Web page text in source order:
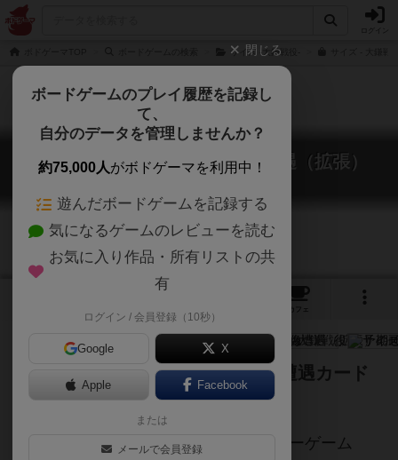
サイズ -大鎌戦役-
サイズ -大鎌戦役-：予期せぬ遭遇（拡張）
Scythe Encounters
カフェ
大鎌戦役のミニ拡張。新しい形の遭遇カード
が多数追加。
2018年発売。製造元はストーンマイヤーゲーム
閉じる
ボードゲームのプレイ履歴を記録し
て、
自分のデータを管理しませんか？
約75,000人がボドゲーマを利用中！
遊んだボードゲームを記録する
気になるゲームのレビューを読む
お気に入り作品・所有リストの共
有
ログイン / 会員登録（10秒）
Google X
Apple Facebook
または
メールで会員登録